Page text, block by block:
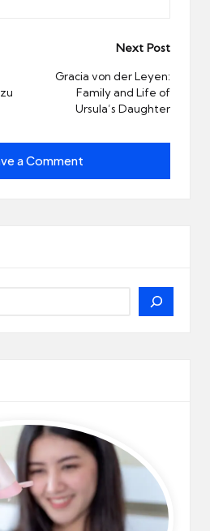
Next Post
Gracia von der Leyen:
Family and Life of
Ursula’s Daughter
a Comment